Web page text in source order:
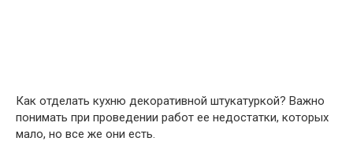
Как отделать кухню декоративной штукатуркой? Важно
понимать при проведении работ ее недостатки, которых
мало, но все же они есть.